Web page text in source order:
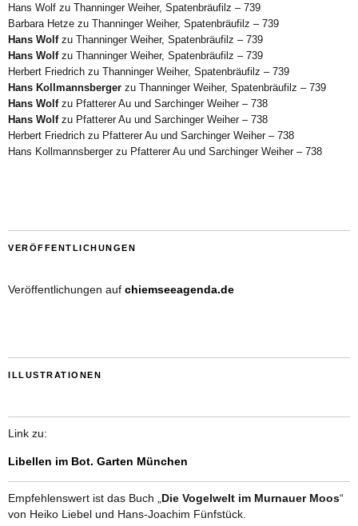
Hans Wolf zu Thanninger Weiher, Spatenbräufilz – 739
Barbara Hetze zu Thanninger Weiher, Spatenbräufilz – 739
Hans Wolfzu Thanninger Weiher, Spatenbräufilz – 739
Hans Wolfzu Thanninger Weiher, Spatenbräufilz – 739
Herbert Friedrich zu Thanninger Weiher, Spatenbräufilz – 739
Hans Kollmannsberger zu Thanninger Weiher, Spatenbräufilz – 739
Hans Wolfzu Pfatterer Au und Sarchinger Weiher – 738
Hans Wolfzu Pfatterer Au und Sarchinger Weiher – 738
Herbert Friedrich zu Pfatterer Au und Sarchinger Weiher – 738
Hans Kollmannsbergerzu Pfatterer Au und Sarchinger Weiher – 738
VERÖFFENTLICHUNGEN
Veröffentlichungen auf chiemseeagenda.de
ILLUSTRATIONEN
Link zu:
Libellen im Bot. Garten München
Empfehlenswert ist das Buch „ Die Vogelwelt im Murnauer Moos“
von Heiko Liebel und Hans-Joachim Fünfstück.